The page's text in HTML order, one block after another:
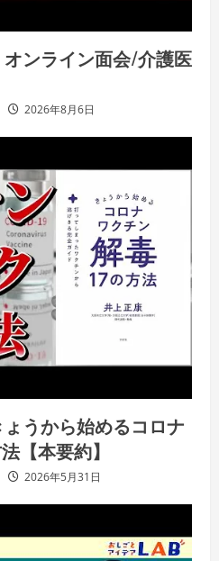
ンライン面会/介護医
2026年8月6日
ょうから始めるコロナ
【本要約】
2026年5月31日